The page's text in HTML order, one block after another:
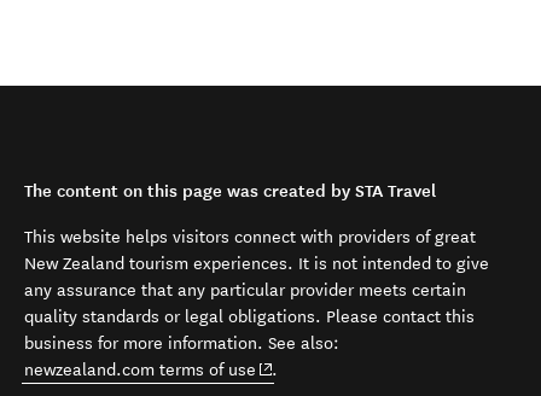
The content on this page was created by STA Travel
This website helps visitors connect with providers of great
New Zealand tourism experiences. It is not intended to give
any assurance that any particular provider meets certain
quality standards or legal obligations. Please contact this
business for more information. See also:
newzealand.com terms of use (opens in new window)
.